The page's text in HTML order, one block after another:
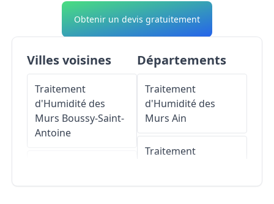
Obtenir un devis gratuitement
Villes voisines
Traitement
d'Humidité des
Murs Boussy-Saint-
Antoine
Départements
Traitement
d'Humidité des
Murs Ain
Traitement